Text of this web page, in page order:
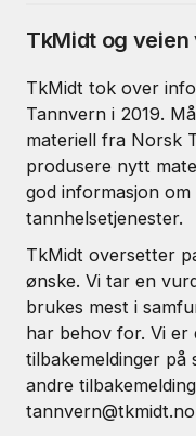
TkMidt og veien
TkMidt tok over
Tannvern i 2019.
materiell fra Norsk
produsere nytt
god informasjon
tannhelsetjenester.
TkMidt oversetter
ønske. Vi tar en
brukes mest i
har behov for. Vi er
tilbakemeldinger på
andre